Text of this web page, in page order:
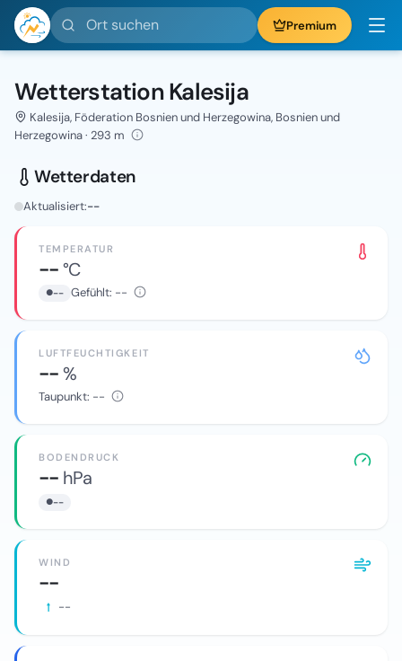
Ort suchen Premium
Wetterstation Kalesija
Kalesija, Föderation Bosnien und Herzegowina, Bosnien und
Herzegowina · 293 m
Wetterdaten
Aktualisiert:--
TEMPERATUR
--°C
-- Gefühlt: --
LUFTFEUCHTIGKEIT
--%
Taupunkt: --
BODENDRUCK
-- hPa
--
WIND
--
--